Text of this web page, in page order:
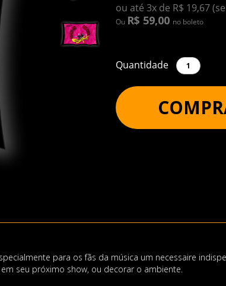
ou até 3x de R$ 19,67
Ou R$ 59,00 no boleto
Quantidade
para os fãs da música um necessaire
seu próximo show, ou decorar o ambiente.